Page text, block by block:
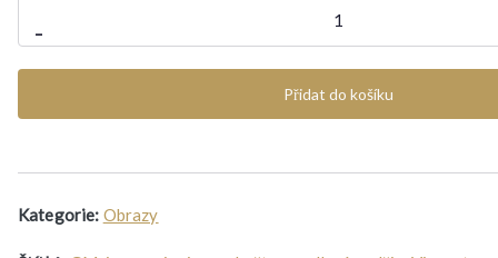
-
van
Gogh
množství
Přidat do košíku
Kategorie: Obrazy